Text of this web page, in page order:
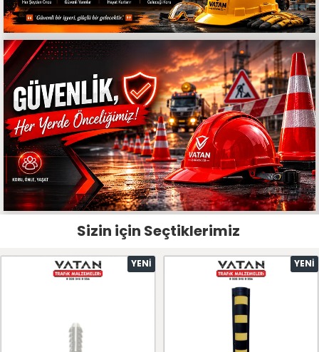
Sizin için Seçtiklerimiz
YENI YENI